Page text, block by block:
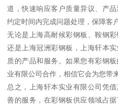
道，快速响应客户质量异议、产
约定时间内完成问题处理，保障客
无论是上海高耐候彩钢板、鞍钢
还是上海冠洲彩钢板，上海轩本
质的产品和服务。如果您有彩钢
业有限公司合作，相信它会为您带
总之，上海轩本实业有限公司凭
善的服务，在彩钢板供应领域占